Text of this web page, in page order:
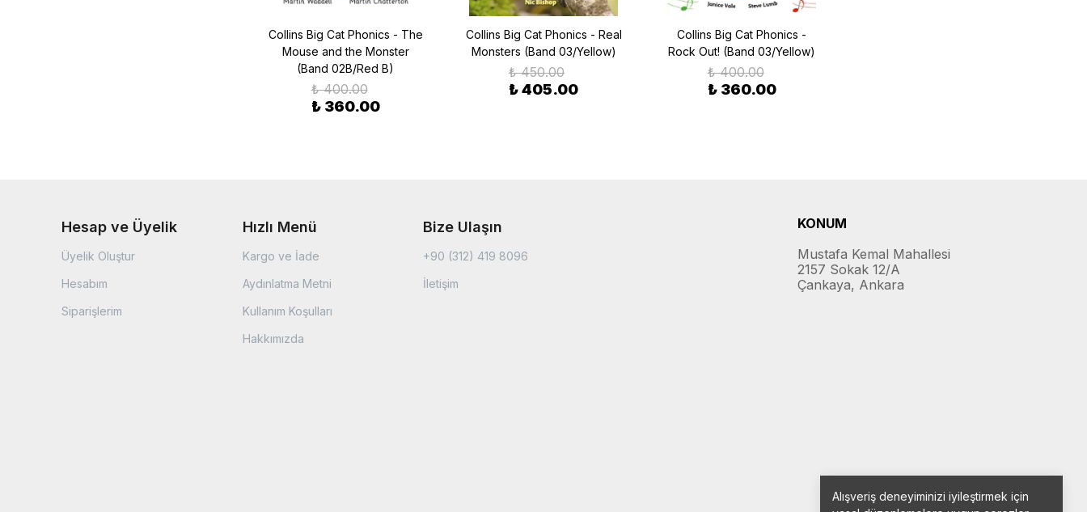
Alışveriş deneyiminizi iyileştirmek için
Collins Big Cat Phonics - The
Mouse and the Monster
(Band 02B/Red B)
₺ 400.00
₺ 360.00
Collins Big Cat Phonics - Real
Monsters (Band 03/Yellow)
₺ 450.00
₺ 405.00
Collins Big Cat Phonics -
Rock Out! (Band 03/Yellow)
₺ 400.00
₺ 360.00
Hesap ve Üyelik
Üyelik Oluştur
Hesabım
Siparişlerim
Hızlı Menü
Kargo ve İade
Aydınlatma Metni
Kullanım Koşulları
Hakkımızda
Bize Ulaşın
+90 (312) 419 8096
İletişim
KONUM
Mustafa Kemal Mahallesi
2157 Sokak 12/A
Çankaya, Ankara